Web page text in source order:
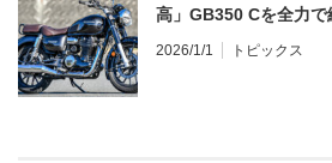
高」GB350 Cを全力で
2026/1/1 トピックス